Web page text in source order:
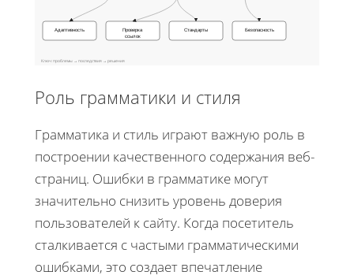
Адаптивность Проверка
ссылок
Стандарты Безопасность
Ключ: проблемы → последствия → решения
Роль грамматики и стиля
Грамматика и стиль играют важную роль в
построении качественного содержания веб-
страниц. Ошибки в грамматике могут
значительно снизить уровень доверия
пользователей к сайту. Когда посетитель
сталкивается с частыми грамматическими
ошибками, это создает впечатление